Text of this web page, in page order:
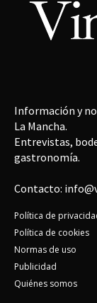
Información y
La Mancha.
Entrevistas,
gastronomía.
Contacto:
Política de
Política de cookies
Normas de uso
Publicidad
Quiénes somos